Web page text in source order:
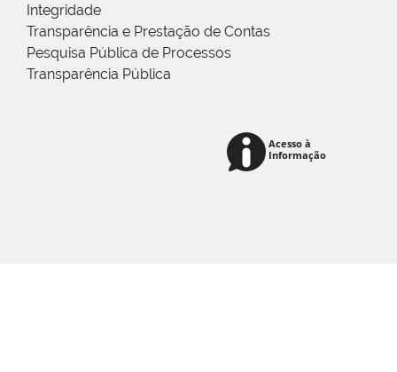
Integridade
Transparência e Prestação de Contas
Pesquisa Pública de Processos
Transparência Pública